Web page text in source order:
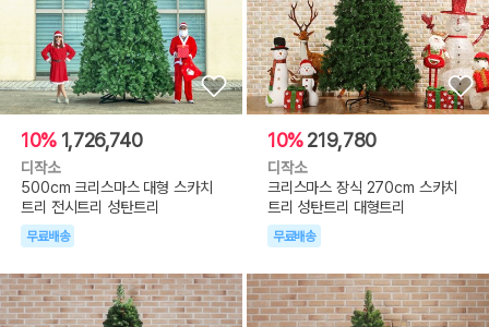
10% 1,726,740
디작소
500cm 크리스마스 대형 스카치
트리 전시트리 성탄트리
무료배송
10%219,780
디작소
크리스마스 장식 270cm 스카치
트리 성탄트리 대형트리
무료배송